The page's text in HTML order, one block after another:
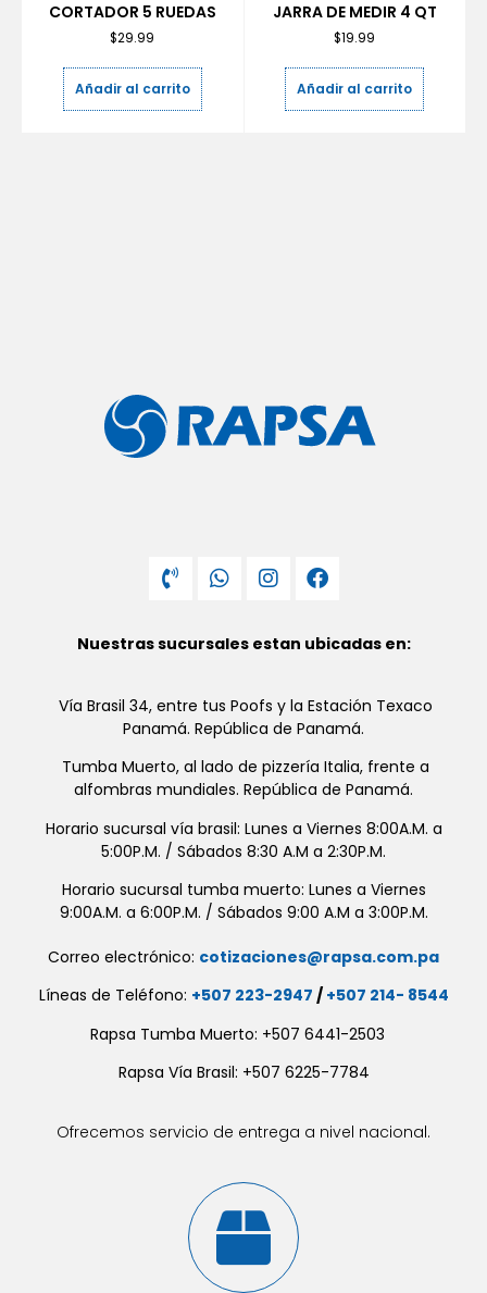
CORTADOR 5 RUEDAS
$29.99
Añadir al carrito
JARRA DE MEDIR 4 QT
$19.99
Añadir al carrito
Nuestras sucursales estan ubicadas en:
Vía Brasil 34, entre tus Poofs y la Estación Texaco
Panamá. República de Panamá.
Tumba Muerto, al lado de pizzería Italia, frente a
alfombras mundiales. República de Panamá.
Horario sucursal vía brasil: Lunes a Viernes 8:00A.M. a
5:00P.M. / Sábados 8:30 A.M a 2:30P.M.
Horario sucursal tumba muerto: Lunes a Viernes
9:00A.M. a 6:00P.M. / Sábados 9:00 A.M a 3:00P.M.
Correo electrónico: cotizaciones@rapsa.com.pa
Líneas de Teléfono: +507 223-2947 / +507 214- 8544
Rapsa Tumba Muerto: +507 6441-2503
Rapsa Vía Brasil: +507 6225-7784
Ofrecemos servicio de entrega a nivel nacional.